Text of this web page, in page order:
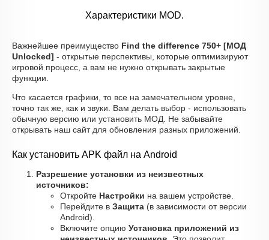
Характеристики MOD.
Важнейшее преимущество Find the difference 750+ [МОД
Unlocked] - открытые перспективы, которые оптимизируют
игровой процесс, а вам не нужно открывать закрытые
функции.
Что касается графики, то все на замечательном уровне,
точно так же, как и звуки. Вам делать выбор - использовать
обычную версию или установить МОД. Не забывайте
открывать наш сайт для обновления разных приложений.
Как установить APK файл на Android
Разрешение установки из неизвестных
источников:
Откройте Настройки на вашем устройстве.
Перейдите в Защита (в зависимости от версии
Android).
Включите опцию Установка приложений из